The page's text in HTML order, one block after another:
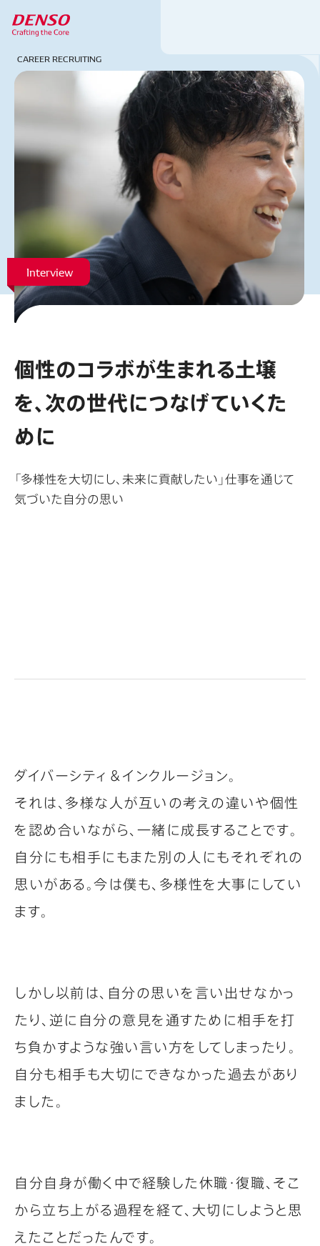
CAREERRECRUITING
Interview
個性のコラボが生まれる土壌
を、次の世代につなげていくた
めに
「多様性を大切にし、未来に貢献したい」仕事を通じて
気づいた自分の思い
ダイバーシティ＆インクルージョン。
それは、多様な人が互いの考えの違いや個性
を認め合いながら、一緒に成長することです。
自分にも相手にもまた別の人にもそれぞれの
思いがある。今は僕も、多様性を大事にしてい
ます。
しかし以前は、自分の思いを言い出せなかっ
たり、逆に自分の意見を通すために相手を打
ち負かすような強い言い方をしてしまったり。
自分も相手も大切にできなかった過去があり
ました。
自分自身が働く中で経験した休職・復職、そこ
から立ち上がる過程を経て、大切にしようと思
えたことだったんです。